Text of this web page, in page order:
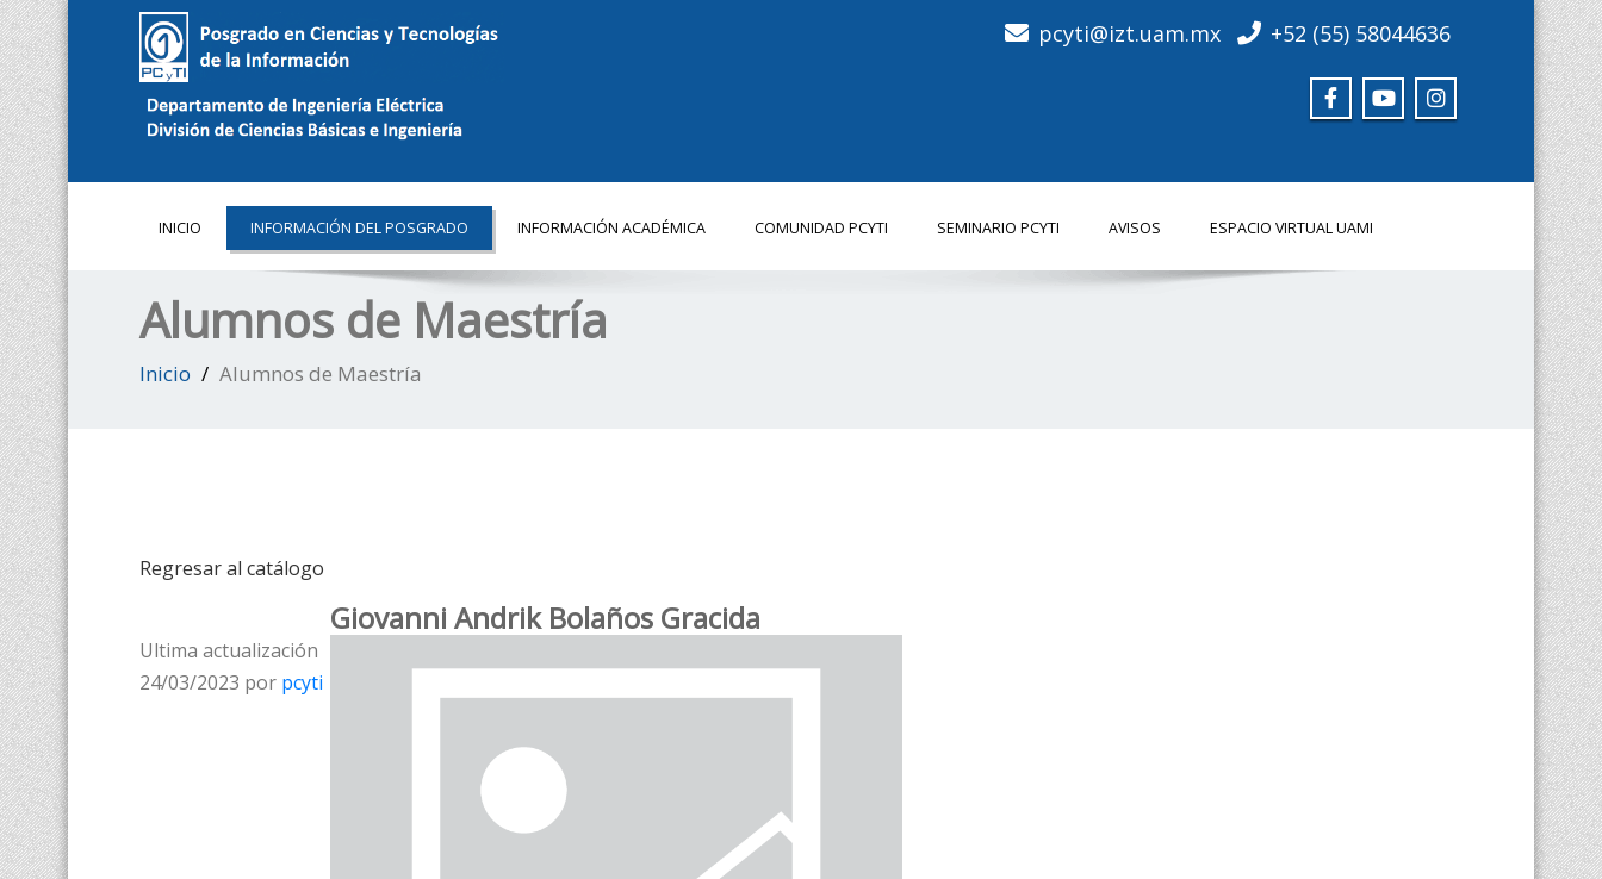
pcyti@izt.uam.mx +52 (55) 58044636
INICIO INFORMACIÓN DEL POSGRADO INFORMACIÓN ACADÉMICA COMUNIDAD PCYTI SEMINARIO PCYTI AVISOS ESPACIO VIRTUAL UAMI
Alumnos de Maestría
Inicio Alumnos de Maestría
Regresar al catálogo
Giovanni Andrik Bolaños Gracida
Ultima actualización
24/03/2023 por pcyti